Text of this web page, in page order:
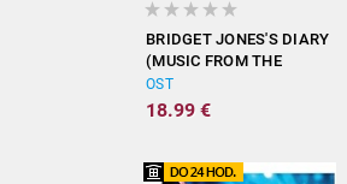
BRIDGET JONES'S DIARY
(MUSIC FROM THE
MOTION PICTURE)
OST
18.99 €